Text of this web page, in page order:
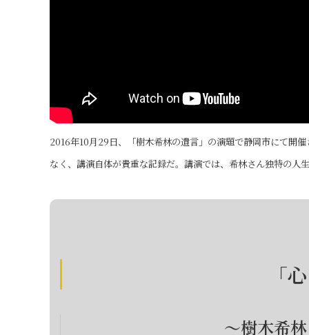
2016年10月29日、「樹木希林の遺言」の演題で静岡市にて開
なく、講演自体が貴重な記録だ。講演では、希林さん独特の
「
～樹木希